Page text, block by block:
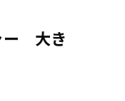
ー 大き